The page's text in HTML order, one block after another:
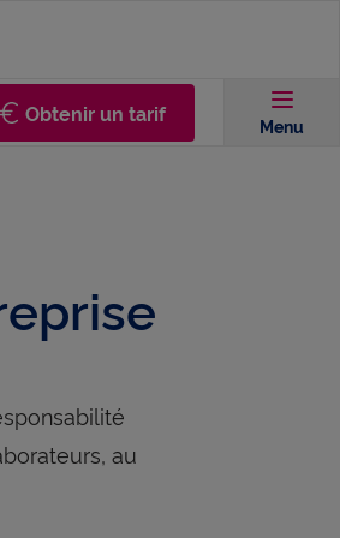
Obtenir un tarif
Menu
au